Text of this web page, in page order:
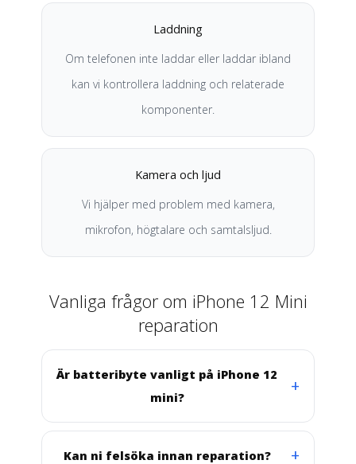
Laddning
Om telefonen inte laddar eller laddar ibland
kan vi kontrollera laddning och relaterade
komponenter.
Kamera och ljud
Vi hjälper med problem med kamera,
mikrofon, högtalare och samtalsljud.
Vanliga frågor om iPhone 12 Mini
reparation
Är batteribyte vanligt på iPhone 12
mini?
Kan ni felsöka innan reparation?